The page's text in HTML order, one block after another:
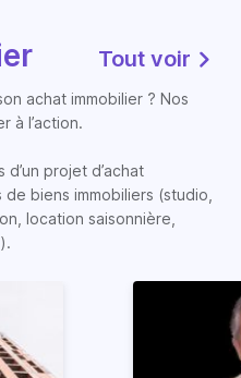
Tout voir
achat immobilier ? Nos
à l’action.
projet d’achat
biens immobiliers (studio,
location saisonnière,